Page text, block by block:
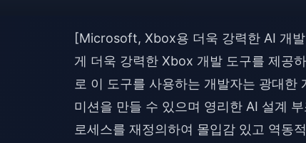
[Microsoft, Xbox용 더욱 강력한 AI 개
게 더욱 강력한 Xbox 개발 도구를 제공
로 이 도구를 사용하는 개발자는 광대
미션을 만들 수 있으며 영리한 AI 설계
로세스를 재정의하여 몰입감 있고 역동